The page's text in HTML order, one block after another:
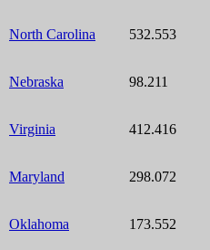
North Carolina 532.553
Nebraska 98.211
Virginia 412.416
Maryland 298.072
Oklahoma 173.552